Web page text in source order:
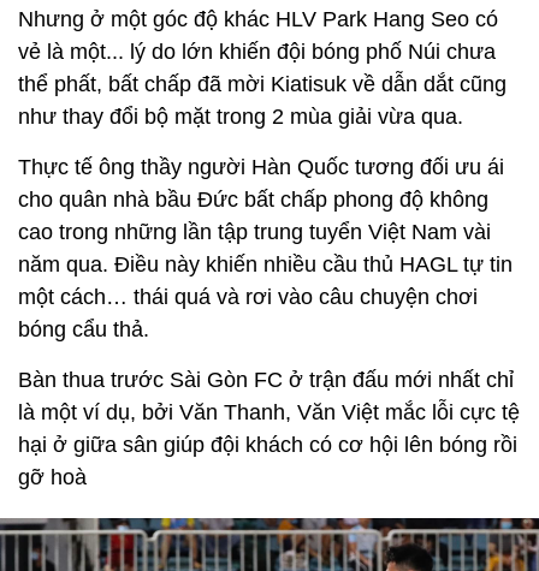
Nhưng ở một góc độ khác HLV Park Hang Seo có
vẻ là một... lý do lớn khiến đội bóng phố Núi chưa
thể phất, bất chấp đã mời Kiatisuk về dẫn dắt cũng
như thay đổi bộ mặt trong 2 mùa giải vừa qua.
Thực tế ông thầy người Hàn Quốc tương đối ưu ái
cho quân nhà bầu Đức bất chấp phong độ không
cao trong những lần tập trung tuyển Việt Nam vài
năm qua. Điều này khiến nhiều cầu thủ HAGL tự tin
một cách… thái quá và rơi vào câu chuyện chơi
bóng cẩu thả.
Bàn thua trước Sài Gòn FC ở trận đấu mới nhất chỉ
là một ví dụ, bởi Văn Thanh, Văn Việt mắc lỗi cực tệ
hại ở giữa sân giúp đội khách có cơ hội lên bóng rồi
gỡ hoà